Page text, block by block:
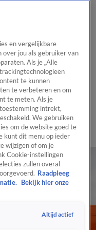
beste van Hart
Tip de
de redactiePanelVideo's
en vergelijkbare
jou als gebruiker van
Als je „Alle
te kunnen
te verbeteren en om
te meten. Als je
intrekt,
We gebruiken
om de website goed te
kunt dit menu op ieder
wijzigen of om je
Cookie-instellingen
zullen overal
Raadpleeg
Bekijk hier onze
Altijd actief